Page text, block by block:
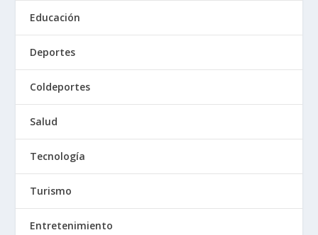
Educación
Deportes
Coldeportes
Salud
Tecnología
Turismo
Entretenimiento